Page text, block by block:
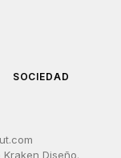
SOCIEDAD
Kraken Diseño.